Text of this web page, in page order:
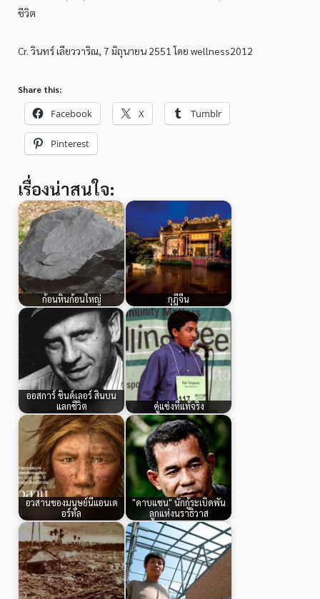
ชีวิต
Cr. วินทร์ เลียววาริณ, 7 มิถุนายน 2551 โดย wellness2012
Share this:
Facebook X Tumblr
Pinterest
เรื่องน่าสนใจ:
ก้อนหินก้อนใหญ่ กุฎีจีน
ออสการ์ ชินด์เลอร์ สินบน
แลกชีวิต
คู่แข่งที่แท้จริง
อวสานของมนุษย์นีแอนเด
อร์ทัล
"ดาบแชน" นักกู้ระเบิดพัน
ลูกแห่งนราธิวาส